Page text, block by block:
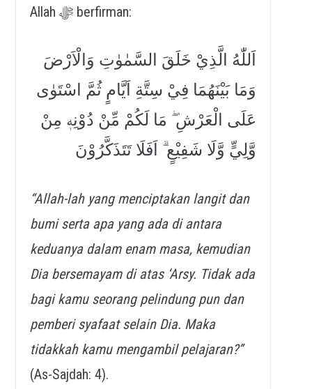
Allah ﷻ berfirman:
اَللّٰهُ الَّذِيْ خَلَقَ السَّمٰوٰتِ وَالْاَرْضَ
وَمَا بَيْنَهُمَا فِيْ سِتَّةِ اَيَّامٍ ثُمَّ اسْتَوٰى
عَلَى الْعَرْشِ ۖ مَا لَكُمْ مِّنْ دُوْنِهٖ مِنْ
وَّلِيٍّ وَّلَا شَفِيْعٍ ۗ اَفَلَا تَتَذَكَّرُوْنَ
“Allah-lah yang menciptakan langit dan
bumi serta apa yang ada di antara
keduanya dalam enam masa, kemudian
Dia bersemayam di atas ‘Arsy. Tidak ada
bagi kamu seorang pelindung pun dan
pemberi syafaat selain Dia. Maka
tidakkah kamu mengambil pelajaran?”
(As-Sajdah: 4).